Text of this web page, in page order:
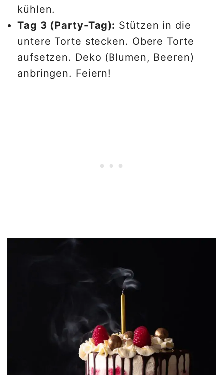
kühlen.
Tag 3 (Party-Tag): Stützen in die
untere Torte stecken. Obere Torte
aufsetzen. Deko (Blumen, Beeren)
anbringen. Feiern!